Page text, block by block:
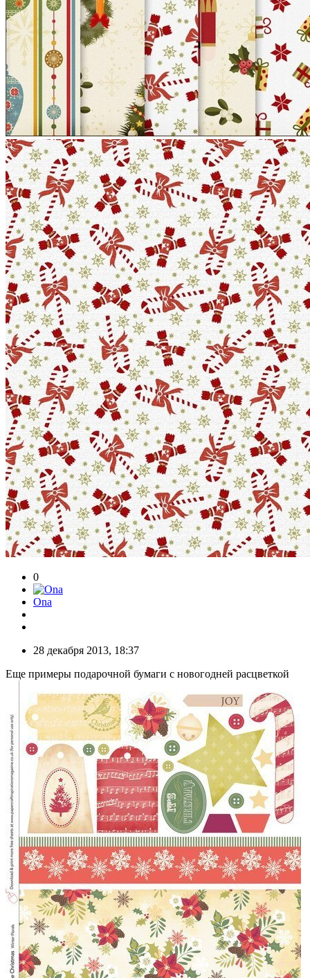
0
Ona
28 декабря 2013, 18:37
Еще примеры подарочной бумаги с новогодней расцветкой